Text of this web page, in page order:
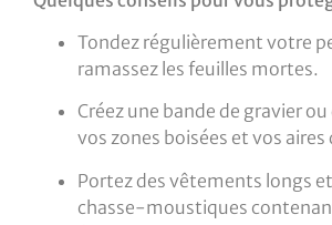
Tondez régulièrement votre
ramassez les feuilles mortes.
Créez une bande de gravier
vos zones boisées et vos aires
Portez des vêtements longs
chasse-moustiques